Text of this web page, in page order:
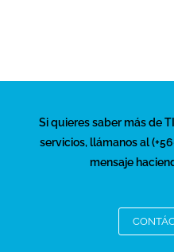
Si quieres saber más de
servicios, llámanos al
mensaje